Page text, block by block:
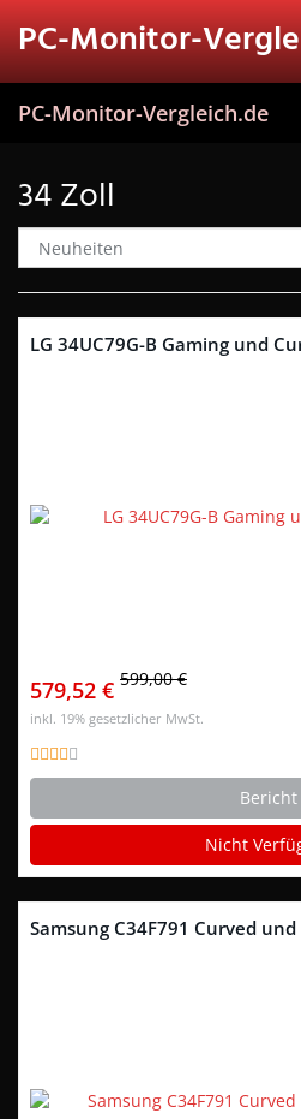
content
PC-Monitor-
PC-Monitor-Vergleich.de
34 Zoll
LG 34UC79G-B Gaming und
579,52 € 599,00 €
inkl. 19% gesetzlicher MwSt.
Bericht
Nicht
Samsung C34F791 Curved